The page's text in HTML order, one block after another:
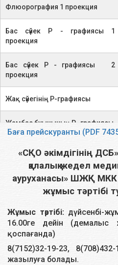
Флюорография 1 проекция
Бас сүйек Р - графиясы 1
проекция
Бас сүйек Р - графиясы 2
проекция
Жақ сүйегінің Р-графиясы
Жамбас буынының Р- графиясы
Иық буынының Р -графиясы 1
проекция
Жіліншік Р-графиясы
Сан Р-графиясы
Баға прейскуранты (PDF
«СҚО әкімдігінің
қалалық жедел
ауруханасы» ШЖҚ МКК
жұмыс тәртібі
Жұмыс тәртібі: дүйсенбі-
16.00ге дейін (демалыс
қоспағанда)
8(7152)32-19-23,
жазылуға болады.